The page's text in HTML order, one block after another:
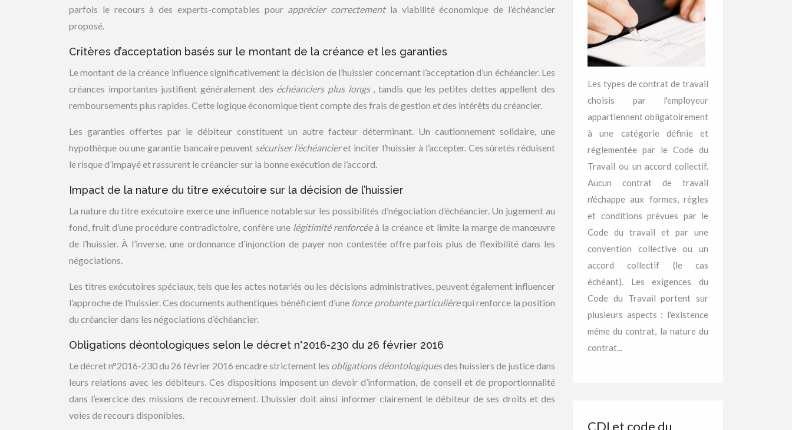
parfois le recours à des experts-comptables pour apprécier correctement la viabilité économique de l’échéancier
proposé.
Critères d’acceptation basés sur le montant de la créance et les garanties
Le montant de la créance influence significativement la décision de l’huissier concernant l’acceptation d’un échéancier. Les
créances importantes justifient généralement des échéanciers plus longs , tandis que les petites dettes appellent des
remboursements plus rapides. Cette logique économique tient compte des frais de gestion et des intérêts du créancier.
Les garanties offertes par le débiteur constituent un autre facteur déterminant. Un cautionnement solidaire, une
hypothèque ou une garantie bancaire peuvent sécuriser l’échéancieret inciter l’huissier à l’accepter. Ces sûretés réduisent
le risque d’impayé et rassurent le créancier sur la bonne exécution de l’accord.
Impact de la nature du titre exécutoire sur la décision de l’huissier
La nature du titre exécutoire exerce une influence notable sur les possibilités d’négociation d’échéancier. Un jugement au
fond, fruit d’une procédure contradictoire, confère une légitimité renforcéeà la créance et limite la marge de manœuvre
de l’huissier. À l’inverse, une ordonnance d’injonction de payer non contestée offre parfois plus de flexibilité dans les
négociations.
Les titres exécutoires spéciaux, tels que les actes notariés ou les décisions administratives, peuvent également influencer
l’approche de l’huissier. Ces documents authentiques bénéficient d’une force probante particulièrequi renforce la position
du créancier dans les négociations d’échéancier.
Obligations déontologiques selon le décret n°2016-230 du 26 février 2016
Le décret n°2016-230 du 26 février 2016 encadre strictement les obligations déontologiquesdes huissiers de justice dans
leurs relations avec les débiteurs. Ces dispositions imposent un devoir d’information, de conseil et de proportionnalité
dans l’exercice des missions de recouvrement. L’huissier doit ainsi informer clairement le débiteur de ses droits et des
voies de recours disponibles.
Les types de contrat de travail
choisis par l'employeur
appartiennent obligatoirement
à une catégorie définie et
réglementée par le Code du
Travail ou un accord collectif.
Aucun contrat de travail
n'échappe aux formes, règles
et conditions prévues par le
Code du travail et par une
convention collective ou un
accord collectif (le cas
échéant). Les exigences du
Code du Travail portent sur
plusieurs aspects : l'existence
même du contrat, la nature du
contrat...
CDI et code du